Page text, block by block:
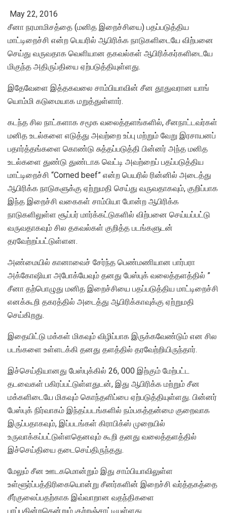
May 22, 2016
சீனா நரமாமிசத்தை (மனித இறைச்சியை) பதப்படுத்திய
மாட்டிறைச்சி என்ற பெயரில் ஆபிரிக்க நாடுகளிடையே விற்பனை
செய்து வருவதாக வெளியான தகவல்கள் ஆபிரிக்கர்களிடையே
மிகுந்த அதிருப்தியை ஏற்படுத்தியுள்ளது.
இதேவேளை இத்தகவலை சாம்பியாவின் சீன தூதுவரான யாங்
யொம்மி கடுமையாக மறுத்துள்ளார்.
கடந்த சில நாட்களாக சமூக வலைத்தளங்களில், சீனநாட்டவர்கள்
மனித உடல்களை எடுத்து அவற்றை உப்பு மற்றும் வேறு இரசாயனப்
பதார்த்தங்களை கொண்டு சுத்தப்படுத்தி பின்னர் அந்த மனித
உடல்களை துண்டு துண்டாக வெட்டி அவற்றைப் பதப்படுத்திய
மாட்டிறைச்சி “Corned beef” என்ற பெயரில் ரின்னில் அடைத்து
ஆபிரிக்க நாடுகளுக்கு ஏற்றுமதி செய்து வருவதாகவும், குறிப்பாக
இந்த இறைச்சி வகைகள் சாம்பியா போன்ற ஆபிரிக்க
நாடுகளிலுள்ள சூப்பர் மார்க்கட்டுகளில் விற்பனை செய்யப்பட்டு
வருவதாகவும் சில தகவல்கள் குறித்த படங்களுடன்
தரவேற்றப்பட்டுள்ளன.
அண்மையில் கானாவைச் சேர்ந்த பெண்மணியான பார்பரா
அக்கோஷியா அபோக்யேவும் தனது பேஸ்புக் வலைத்தளத்தில் ”
சீனா தற்பொழுது மனித இறைச்சியை பதப்படுத்திய மாட்டிறைச்சி
எனக்கூறி தகரத்தில் அடைத்து ஆபிரிக்காவுக்கு ஏற்றுமதி
செய்கிறது.
இதையிட்டு மக்கள் மிகவும் விழிப்பாக இருக்கவேண்டும் என சில
படங்களை உள்ளடக்கி தனது தளத்தில் தரவேற்றியிருந்தார்.
இச்செய்தியானது பேஸ்புக்கில் 26, 000 இற்கும் மேற்பட்ட
தடவைகள் பகிரப்பட்டுள்ளதுடன், இது ஆபிரிக்க மற்றும் சீன
மக்களிடையே மிகவும் கொந்தளிப்பை ஏற்படுத்தியுள்ளது. பின்னர்
பேஸ்புக் நிர்வாகம் இந்தப்படங்களில் நம்பகத்தன்மை குறைவாக
இருப்பதாகவும், இப்படங்கள் கிராபிக்ஸ் முறையில்
உருவாக்கப்பட்டுள்ளதெனவும் கூறி தனது வலைத்தளத்தில்
இச்செய்தியை தடைசெய்திருந்தது.
மேலும் சீன ஊடகமொன்றும் இது சாம்பியாவிலுள்ள
உள்ளூர்ப்பத்திரிகையொன்று சீனர்களின் இறைச்சி வர்த்தகத்தை
சீர்குலைப்பதற்காக இவ்வாறான வதந்திகளை
பரப்புகின்றதென்றும் குற்றஞ்சாட்டியுள்ளது.